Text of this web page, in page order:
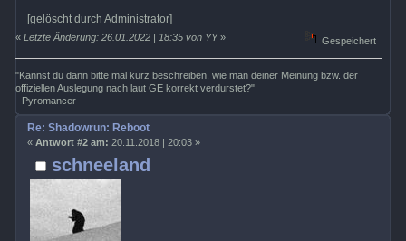
[gelöscht durch Administrator]
«Letzte Änderung: 26.01.2022 | 18:35 von YY» Gespeichert
"Kannst du dann bitte mal kurz beschreiben, wie man deiner Meinung bzw. der
offiziellen Auslegung nach laut GE korrekt verdurstet?"
- Pyromancer
schneeland
Re: Shadowrun: Reboot
« Antwort #2 am: 20.11.2018 | 20:03 »